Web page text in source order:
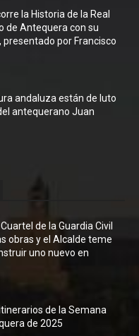
la Historia de la Real
de Antequera con su
presentado por Francisco
andaluza están de luto
antequerano Juan
de la Guardia Civil
obras y el Alcalde teme
uno nuevo en
de la Semana
de 2025